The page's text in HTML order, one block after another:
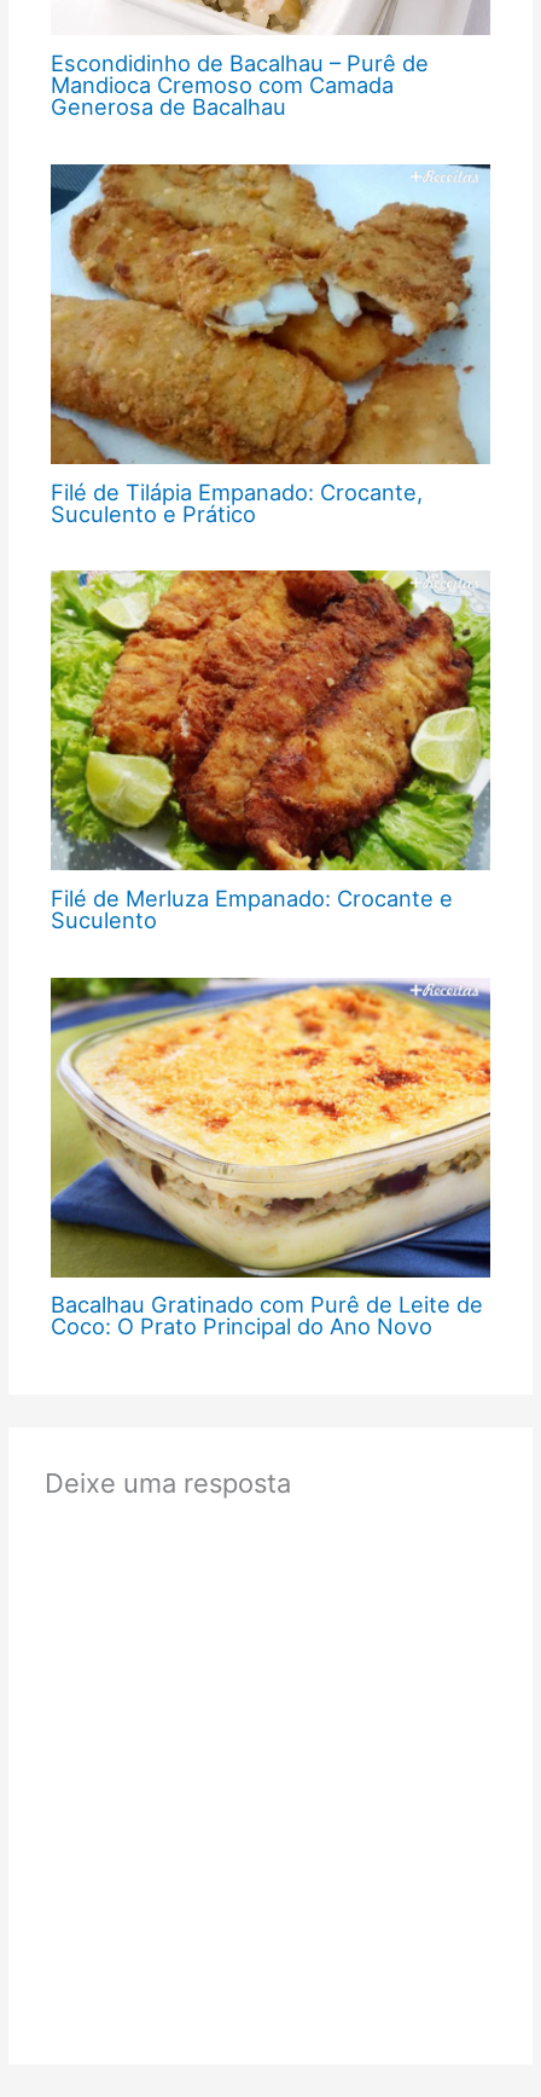
Escondidinho de Bacalhau – Purê de
Mandioca Cremoso com Camada
Generosa de Bacalhau
Filé de Tilápia Empanado: Crocante,
Suculento e Prático
Filé de Merluza Empanado: Crocante e
Suculento
Bacalhau Gratinado com Purê de Leite de
Coco: O Prato Principal do Ano Novo
Deixe uma resposta